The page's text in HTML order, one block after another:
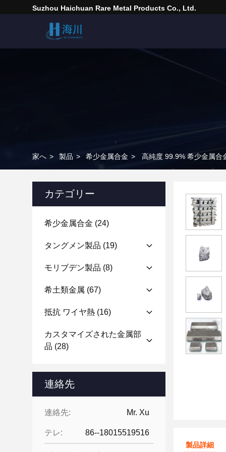
Suzhou Haichuan Rare Metal Products Co., Ltd.
家へ > 製品 > 希少金属合金 > 高純度 99.9% 希少金属合
カテゴリー
希少金属合金 (24)
タングメン製品 (19)
モリブデン製品 (8)
希土類金属 (67)
抵抗 ワイヤ熱 (16)
カスタマイズされた金属部
品 (28)
連絡先
連絡先: Mr. Xu
テレ: 86--18015519516
製品詳細